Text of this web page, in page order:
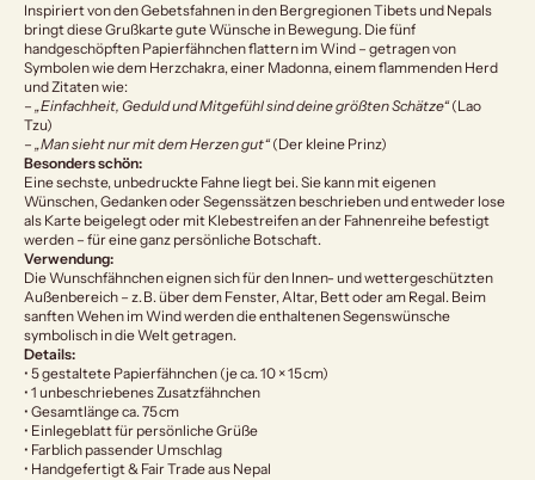
Inspiriert von den Gebetsfahnen in den Bergregionen Tibets und Nepals
bringt diese Grußkarte gute Wünsche in Bewegung. Die fünf
handgeschöpften Papierfähnchen flattern im Wind – getragen von
Symbolen wie dem Herzchakra, einer Madonna, einem flammenden Herd
und Zitaten wie:
– „Einfachheit, Geduld und Mitgefühl sind deine größten Schätze“(Lao
Tzu)
– „Man sieht nur mit dem Herzen gut“(Der kleine Prinz)
Besonders schön:
Eine sechste, unbedruckte Fahne liegt bei. Sie kann mit eigenen
Wünschen, Gedanken oder Segenssätzen beschrieben und entweder lose
als Karte beigelegt oder mit Klebestreifen an der Fahnenreihe befestigt
werden – für eine ganz persönliche Botschaft.
Verwendung:
Die Wunschfähnchen eignen sich für den Innen- und wettergeschützten
Außenbereich – z. B. über dem Fenster, Altar, Bett oder am Regal. Beim
sanften Wehen im Wind werden die enthaltenen Segenswünsche
symbolisch in die Welt getragen.
Details:
• 5 gestaltete Papierfähnchen (je ca. 10 × 15 cm)
• 1 unbeschriebenes Zusatzfähnchen
• Gesamtlänge ca. 75 cm
• Einlegeblatt für persönliche Grüße
• Farblich passender Umschlag
• Handgefertigt & Fair Trade aus Nepal